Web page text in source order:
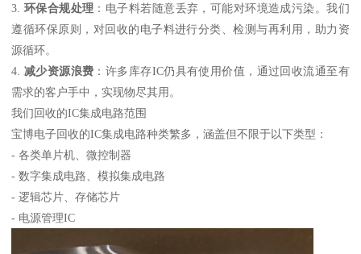
3. 环保合规处理 ：电子料若随意丢弃，可能对环境造成污染。我们
遵循环保原则，对回收的电子料进行分类、检测与再利用，助力资
源循环。
4. 减少资源浪费 ：许多库存IC仍具有使用价值，通过回收流通至有
需求的客户手中，实现物尽其用。
我们回收的IC集成电路范围
宝博电子回收的IC集成电路种类繁多，涵盖但不限于以下类型：
- 各类单片机、微控制器
- 数字集成电路、模拟集成电路
- 逻辑芯片、存储芯片
- 电源管理IC